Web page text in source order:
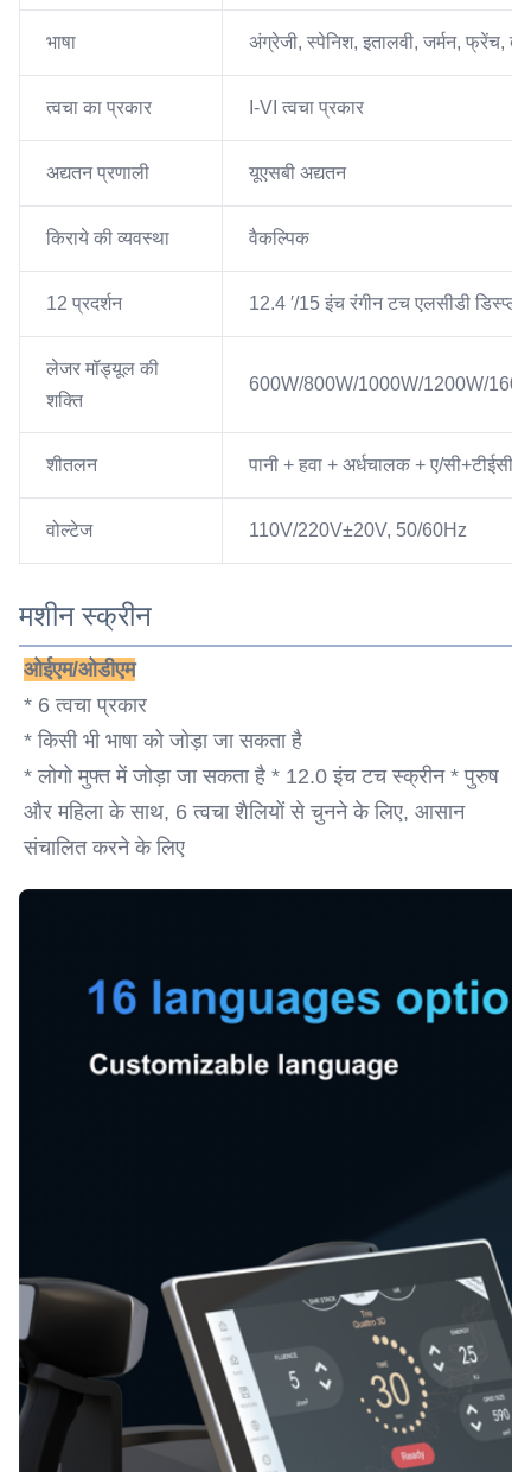
भाषा अंग्रेजी, स्पेनिश, इतालवी, जर्मन, फ्रेंच,
त्वचा का प्रकार I-VI त्वचा प्रकार
अद्यतन प्रणाली यूएसबी अद्यतन
किराये की व्यवस्था वैकल्पिक
12 प्रदर्शन 12.4 ′/15 इंच रंगीन टच एलसीडी डिस्प्ले
लेजर मॉड्यूल की
शक्ति
600W/800W/1000W/1200W/
शीतलन पानी + हवा + अर्धचालक + ए/सी+टीईसी
वोल्टेज 110V/220V±20V, 50/60Hz
मशीन स्क्रीन
ओईएम/ओडीएम
* 6 त्वचा प्रकार
* किसी भी भाषा को जोड़ा जा सकता है
* लोगो मुफ्त में जोड़ा जा सकता है * 12.0 इंच टच स्क्रीन * पुरुष
और महिला के साथ, 6 त्वचा शैलियों से चुनने के लिए, आसान
संचालित करने के लिए